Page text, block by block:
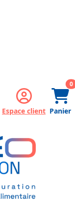
Espace client Panier
0